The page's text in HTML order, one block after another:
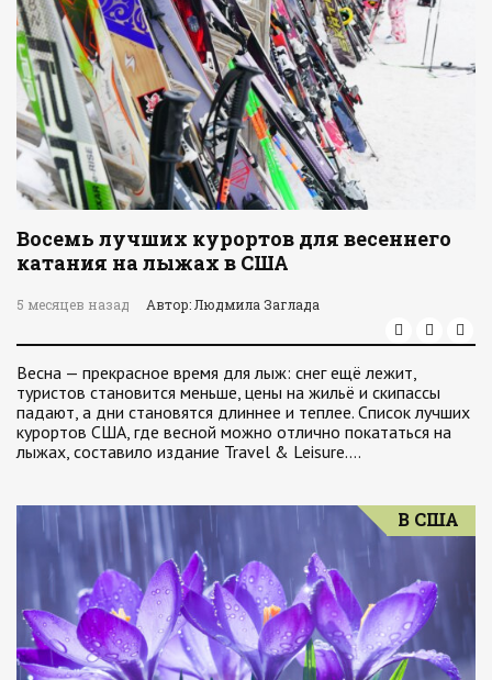
Восемь лучших курортов для весеннего
катания на лыжах в США
5 месяцев назад Автор: Людмила Заглада
Весна — прекрасное время для лыж: снег ещё лежит,
туристов становится меньше, цены на жильё и скипассы
падают, а дни становятся длиннее и теплее. Список лучших
курортов США, где весной можно отлично покататься на
лыжах, составило издание Travel & Leisure.…
В США